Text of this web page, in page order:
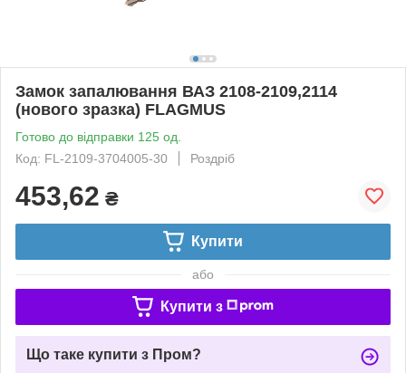
Замок запалювання ВАЗ 2108-2109,2114
(нового зразка) FLAGMUS
Готово до відправки 125 од.
Код: FL-2109-3704005-30
Роздріб
453,62 ₴
Купити
або
Купити з
Що таке купити з Пром?